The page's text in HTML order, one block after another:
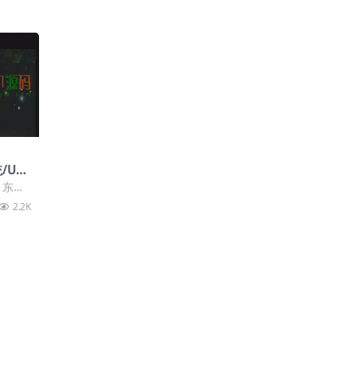
US
西
，
bu2.2K